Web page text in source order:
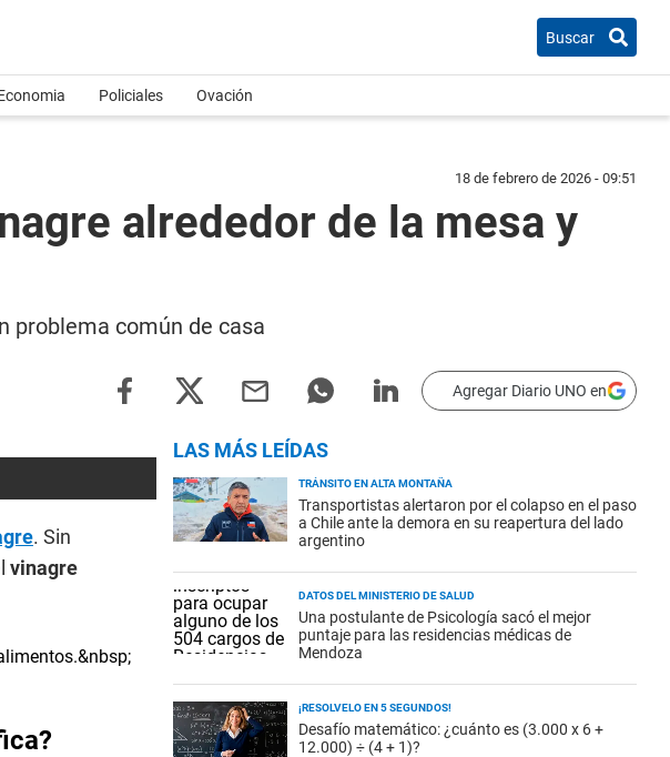
Buscar
Policiales Ovación
18 de febrero de 2026 - 09:51
alrededor de la mesa y
problema común de casa
Agregar Diario UNO en
. Sin
vinagre
LAS MÁS LEÍDAS
TRÁNSITO EN ALTA MONTAÑA
Transportistas alertaron por el colapso en el paso
a Chile ante la demora en su reapertura del lado
argentino
DATOS DEL MINISTERIO DE SALUD
Una postulante de Psicología sacó el mejor
puntaje para las residencias médicas de
Mendoza
¡RESOLVELO EN 5 SEGUNDOS!
Desafío matemático: ¿cuánto es (3.000 x 6 +
12.000) ÷ (4 + 1)?